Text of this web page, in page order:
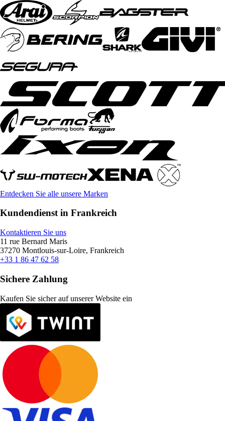
Entdecken Sie alle unsere Marken
Kundendienst in Frankreich
Kontaktieren Sie uns
11 rue Bernard Maris
37270 Montlouis-sur-Loire, Frankreich
+33 1 86 47 62 58
Sichere Zahlung
Kaufen Sie sicher auf unserer Website ein